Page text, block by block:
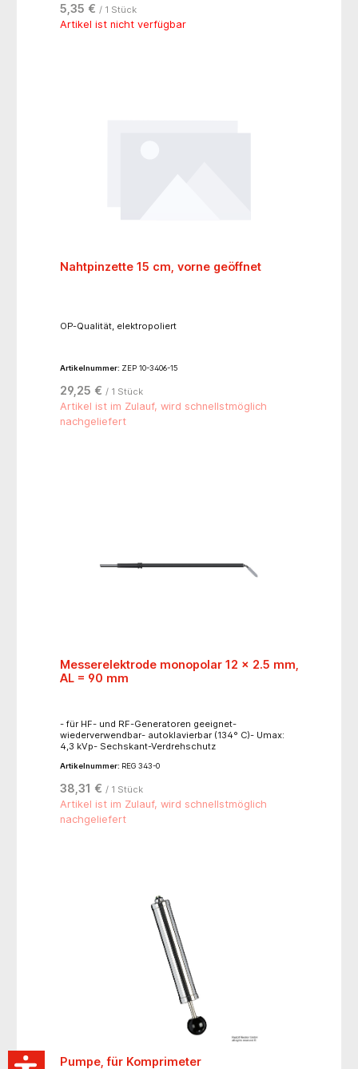
5,35 € / 1 Stück
Artikel ist nicht verfügbar
Nahtpinzette 15 cm, vorne geöffnet
OP-Qualität, elektropoliert
Artikelnummer: ZEP 10-3406-15
29,25 € / 1 Stück
Artikel ist im Zulauf, wird schnellstmöglich
nachgeliefert
Messerelektrode monopolar 12 x 2.5 mm,
AL = 90 mm
- für HF- und RF-Generatoren geeignet-
wiederverwendbar- autoklavierbar (134° C)- Umax:
4,3 kVp- Sechskant-Verdrehschutz
Artikelnummer: REG 343-0
38,31 € / 1 Stück
Artikel ist im Zulauf, wird schnellstmöglich
nachgeliefert
Pumpe, für Komprimeter